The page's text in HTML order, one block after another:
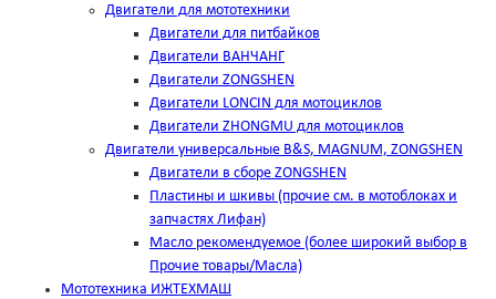
Двигатели для мототехники
Двигатели для питбайков
Двигатели ВАНЧАНГ
Двигатели ZONGSHEN
Двигатели LONCIN для мотоциклов
Двигатели ZHONGMU для мотоциклов
Двигатели универсальные B&S, MAGNUM, ZONGSHEN
Двигатели в сборе ZONGSHEN
Пластины и шкивы (прочие см. в мотоблоках и
запчастях Лифан)
Масло рекомендуемое (более широкий выбор в
Прочие товары/Масла)
Мототехника ИЖТЕХМАШ